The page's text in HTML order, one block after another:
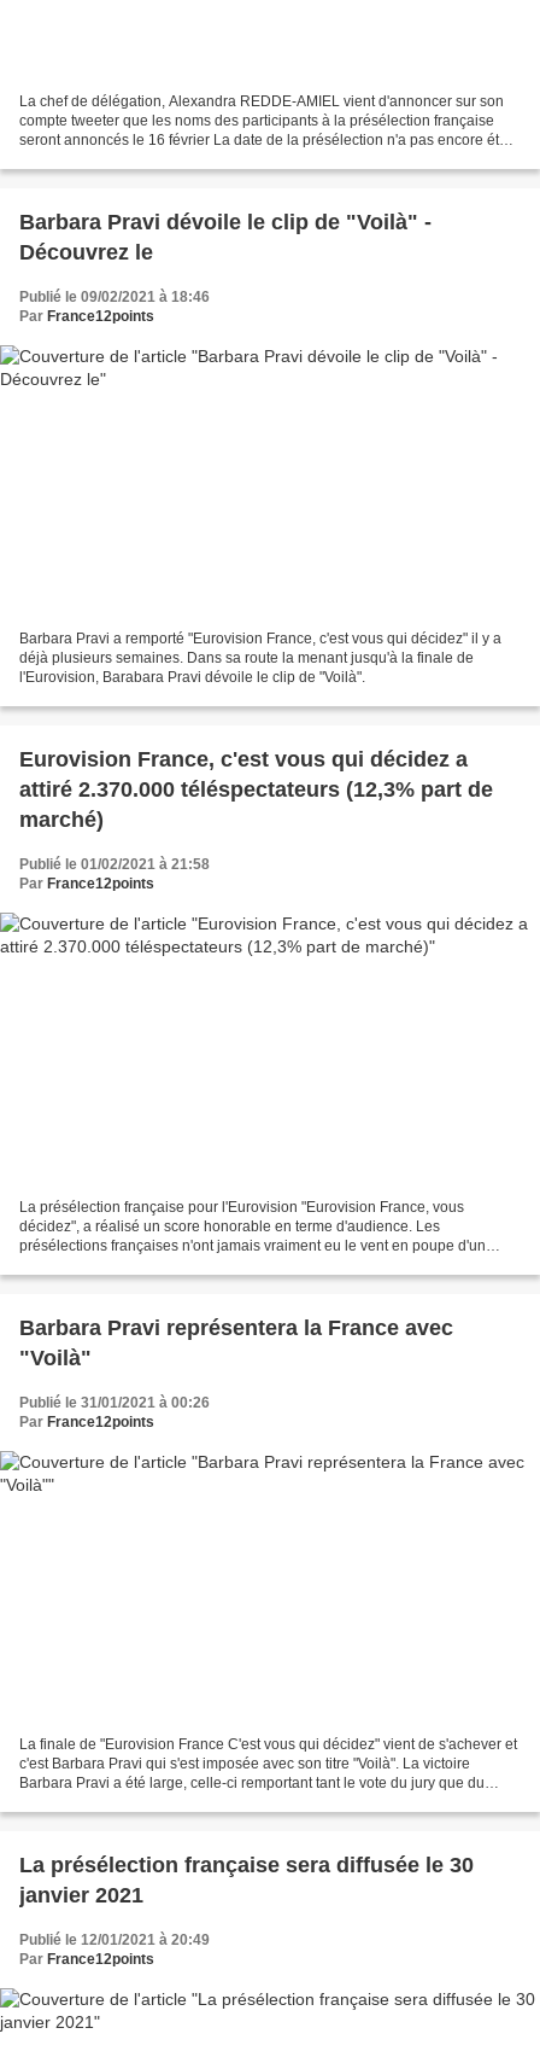
La chef de délégation, Alexandra REDDE-AMIEL vient d'annoncer sur son
compte tweeter que les noms des participants à la présélection française
seront annoncés le 16 février La date de la présélection n'a pas encore été
Barbara Pravi dévoile le clip de "Voilà" -
Découvrez le
Publié le 09/02/2021 à 18:46
Par France12points
Barbara Pravi a remporté "Eurovision France, c'est vous qui décidez" il y a
déjà plusieurs semaines. Dans sa route la menant jusqu'à la finale de
l'Eurovision, Barabara Pravi dévoile le clip de "Voilà".
Eurovision France, c'est vous qui décidez a
attiré 2.370.000 téléspectateurs (12,3% part de
marché)
Publié le 01/02/2021 à 21:58
Par France12points
La présélection française pour l'Eurovision "Eurovision France, vous
décidez", a réalisé un score honorable en terme d'audience. Les
présélections françaises n'ont jamais vraiment eu le vent en poupe d'un
Barbara Pravi représentera la France avec
"Voilà"
Publié le 31/01/2021 à 00:26
Par France12points
La finale de "Eurovision France C'est vous qui décidez" vient de s'achever et
c'est Barbara Pravi qui s'est imposée avec son titre "Voilà". La victoire
Barbara Pravi a été large, celle-ci remportant tant le vote du jury que du
La présélection française sera diffusée le 30
janvier 2021
Publié le 12/01/2021 à 20:49
Par France12points